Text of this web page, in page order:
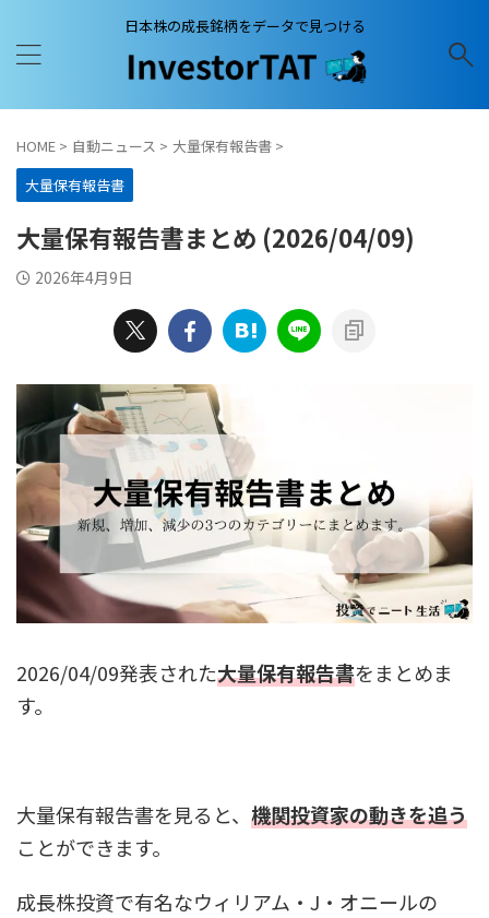
日本株の成長銘柄をデータで見つける
HOME > 自動ニュース > 大量保有報告書 >
大量保有報告書
大量保有報告書まとめ (2026/04/09)
2026年4月9日
2026/04/09発表された大量保有報告書をまとめま
す。
大量保有報告書を見ると、 機関投資家の動きを追う
ことができます。
成長株投資で有名なウィリアム・J・オニールの